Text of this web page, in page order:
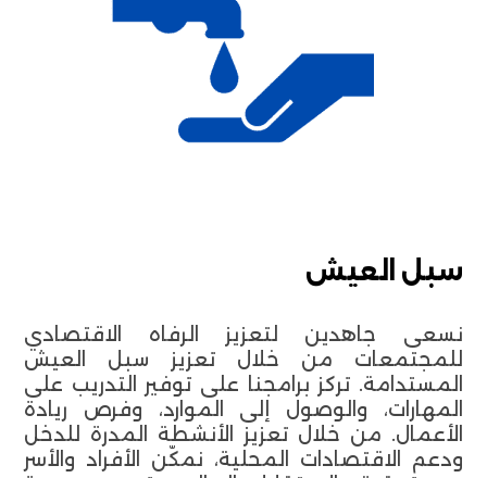
سبل العيش
نسعى جاهدين لتعزيز الرفاه الاقتصادي
للمجتمعات من خلال تعزيز سبل العيش
المستدامة. تركز برامجنا على توفير التدريب على
المهارات، والوصول إلى الموارد، وفرص ريادة
الأعمال. من خلال تعزيز الأنشطة المدرة للدخل
ودعم الاقتصادات المحلية، نمكّن الأفراد والأسر